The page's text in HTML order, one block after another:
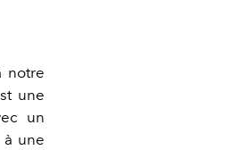
notre
une
un
à une